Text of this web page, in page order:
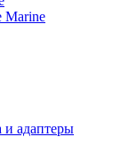
Marine
и адаптеры